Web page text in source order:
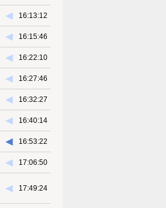
16:13:12
◀︎
16:15:46
◀︎
16:22:10
◀︎
16:27:46
◀︎
16:32:27
◀︎
16:40:14
◀︎
16:53:22
◀︎
17:06:50
◀︎
17:49:24
◀︎